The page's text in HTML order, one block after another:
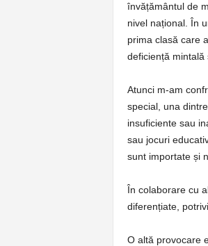
învățământul de
nivel național. În
prima clasă care
deficiență mintală
Atunci m-am
special, una
insuficiente sau
sau jocuri
sunt importate și
În colaborare cu
diferențiate,
O altă provocare